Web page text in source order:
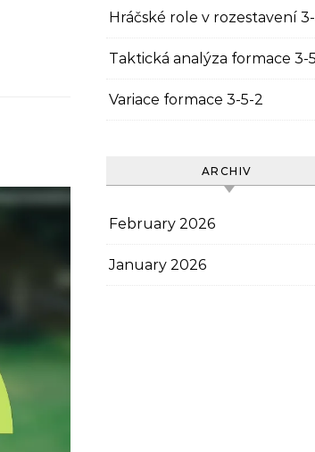
Hráčské role v rozestavení
Taktická analýza formace 3-
Variace formace 3-5-2
ARCHIV
February 2026
January 2026